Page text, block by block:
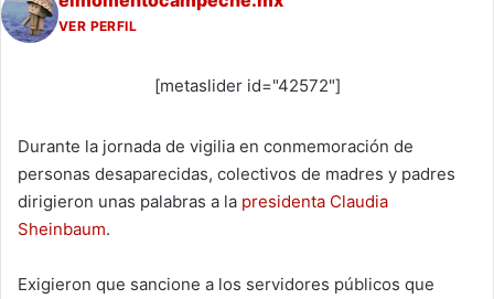
VER PERFIL
[metaslider id="42572"]
Durante la jornada de vigilia en conmemoración de
personas desaparecidas, colectivos de madres y padres
dirigieron unas palabras a la presidenta Claudia
Sheinbaum.
Exigieron que sancione a los servidores públicos que